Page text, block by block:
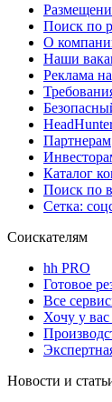
Поиск по
О
Наши
Реклама
Партнерам
Каталог
Поиск по
Сетка:
Соискателям
hh PRO
Готовое
Все
Хочу у вас
Новости и